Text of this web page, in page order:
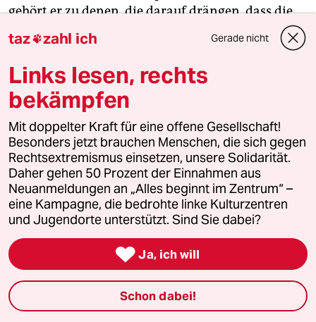
gehört er zu denen, die darauf drängen, dass die
Stämme so viel Land wie möglich zurückkaufen:
„Nur dann können wir frei entscheiden, wie wir es
bewirtschaften“.
Die Engagierten stärken
Der drohende Erfolg der AfD bei den kommenden
Landtagswahlen zeigt, wie stark rechtsextreme
Kräfte inzwischen geworden sind. Gerade jetzt
braucht es Zusammenhalt und Solidarität. Auch
und vor allem mit den Menschen, die sich vor Ort
für eine starke Zivilgesellschaft einsetzen. Die taz
kooperiert deshalb mit "Alles beginnt im
Zentrum". Die Kampagne unterstützt bundesweit
linke, selbstverwaltete Orte und baut einen
taz zahl ich Gerade nicht
Links lesen, rechts
bekämpfen
Mit doppelter Kraft für eine offene Gesellschaft!
Besonders jetzt brauchen Menschen, die sich gegen
Rechtsextremismus einsetzen, unsere Solidarität.
Daher gehen 50 Prozent der Einnahmen aus
Neuanmeldungen an „Alles beginnt im Zentrum“ –
eine Kampagne, die bedrohte linke Kulturzentren
und Jugendorte unterstützt. Sind Sie dabei?
 Ja, ich will
Schon dabei!